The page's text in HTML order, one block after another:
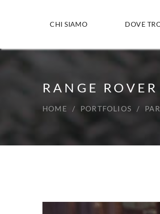
CHI SIAMO DOVE
RANGE
HOME PORTFOLIOS